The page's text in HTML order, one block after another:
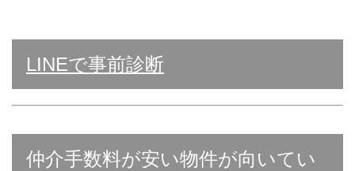
LINEで事前診断
仲介手数料が安い物件が向いてい